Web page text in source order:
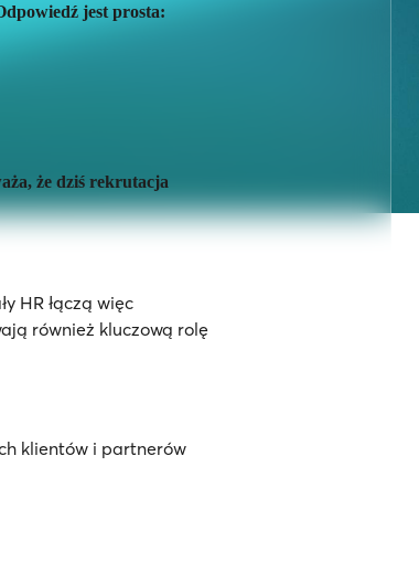
jest prosta:
że dziś rekrutacja
HR łączą więc
również kluczową rolę
klientów i partnerów